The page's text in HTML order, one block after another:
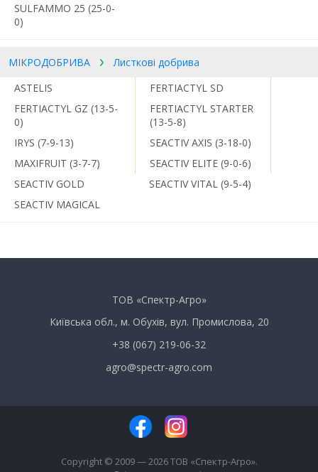
SULFAMMO 25 (25-0-
0)
МІКРОДОБРИВА
Листкові добрива
ASTELIS
FERTIACTYL GZ (13-5-
0)
FERTIACTYL SD
FERTIACTYL STARTER
(13-5-8)
IRYS (7-9-13)
MAXIFRUIT (3-7-7)
SEACTIV AXIS (3-18-0)
SEACTIV ELITE (9-0-6)
SEACTIV GOLD
SEACTIV MAGICAL
SEACTIV VITAL (9-5-4)
ТОВ «Спектр-Агро»
Київська обл., м. Обухів, вул. Промислова, 20
+38 (067) 219-06-32
agro@spectr-agro.com
Copyright © 2009 — 2026 ТОВ «Спектр-Агро».